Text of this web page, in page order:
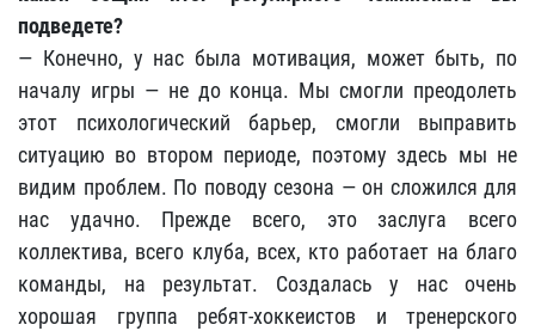
подведете?
— Конечно, у нас была мотивация, может быть, по
началу игры — не до конца. Мы смогли преодолеть
этот психологический барьер, смогли выправить
ситуацию во втором периоде, поэтому здесь мы не
видим проблем. По поводу сезона — он сложился для
нас удачно. Прежде всего, это заслуга всего
коллектива, всего клуба, всех, кто работает на благо
команды, на результат. Создалась у нас очень
хорошая группа ребят-хоккеистов и тренерского